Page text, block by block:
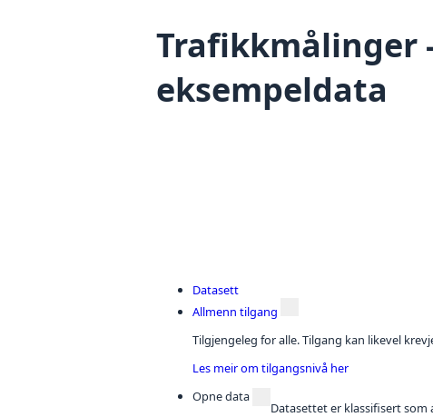
Trafikkmålinger
eksempeldata
Datasett
Allmenn tilgang
Tilgjengeleg for alle. Tilgang kan likevel
Les meir om tilgangsnivå her
Opne data
Datasettet er klassifisert